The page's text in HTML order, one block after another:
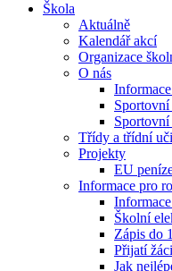
Škola
Aktuálně
Kalendář akcí
Organizace
O nás
Sportovní
Třídy a třídní
Projekty
EU
Informace pro
Školní
Zápis do
Přijatí
Jak